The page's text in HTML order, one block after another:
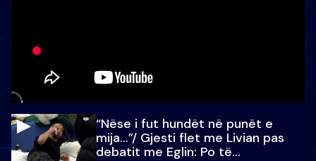
“Nëse i fut hundët në punët e
mija…”/ Gjesti flet me Livian pas
debatit me Eglin: Po të